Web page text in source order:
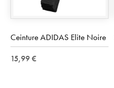
Ceinture ADIDAS Elite Noire
15,99 €